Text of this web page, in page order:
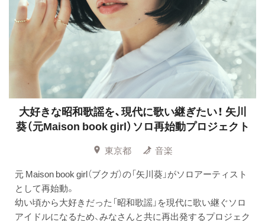
大好きな昭和歌謡を、現代に歌い継ぎたい！ 矢川
葵（元Maison book girl）ソロ再始動プロジェクト
東京都
音楽
元 Maison book girl（ブクガ）の「矢川葵」がソロアーティスト
として再始動。
幼い頃から大好きだった「昭和歌謡」を現代に歌い継ぐソロ
アイドルになるため、みなさんと共に再出発するプロジェク